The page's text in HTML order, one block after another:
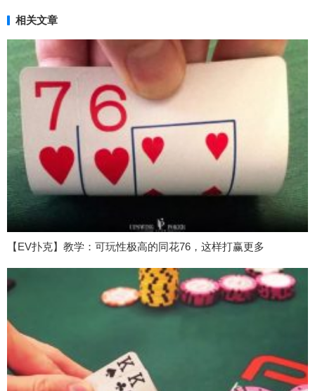
相关文章
【EV扑克】教学：可玩性极高的同花76，这样打赢更多